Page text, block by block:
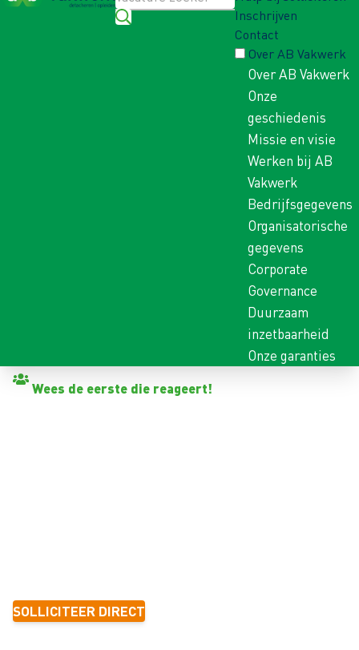
Inschrijven
Contact
Over AB Vakwerk
Over AB Vakwerk
Onze
geschiedenis
Missie en visie
Werken bij AB
Vakwerk
Bedrijfsgegevens
Organisatorische
gegevens
Corporate
Governance
Duurzaam
inzetbaarheid
Onze garanties
Wees de eerste die reageert!
SOLLICITEER DIRECT